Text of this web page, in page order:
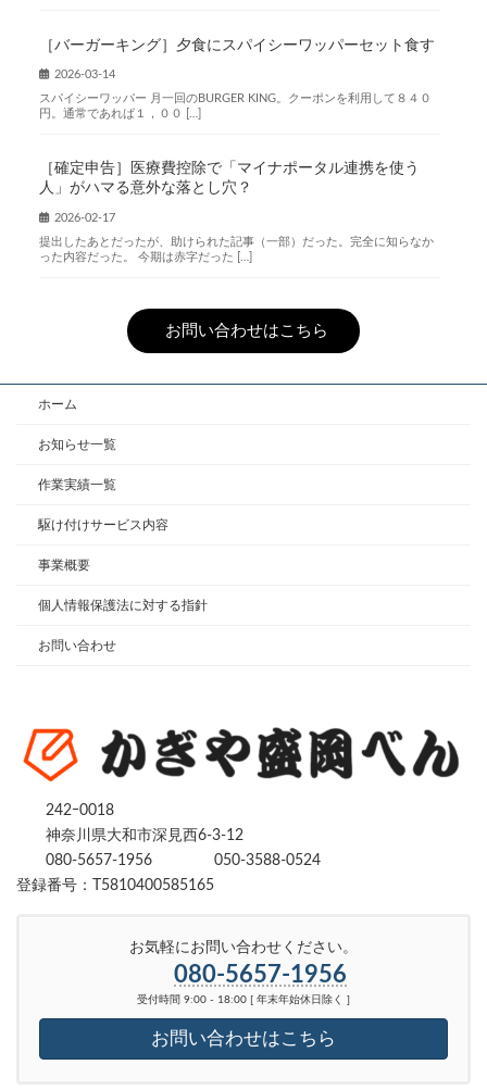
［バーガーキング］夕食にスパイシーワッパーセット食す
2026-03-14
スパイシーワッパー 月一回のBURGER KING。クーポンを利用して８４０
円。通常であれば１，００ […]
［確定申告］医療費控除で「マイナポータル連携を使う
人」がハマる意外な落とし穴？
2026-02-17
提出したあとだったが、助けられた記事（一部）だった。完全に知らなか
った内容だった。 今期は赤字だった […]
お問い合わせはこちら
ホーム
お知らせ一覧
作業実績一覧
駆け付けサービス内容
事業概要
個人情報保護法に対する指針
お問い合わせ
242ｰ0018
神奈川県大和市深見西6-3-12
080-5657-1956
050-3588-0524
登録番号：T5810400585165
お気軽にお問い合わせください。
080-5657-1956
受付時間 9:00 - 18:00 [ 年末年始休日除く ]
お問い合わせはこちら